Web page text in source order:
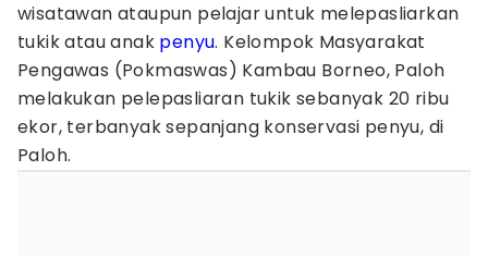
wisatawan ataupun pelajar untuk melepasliarkan
tukik atau anak penyu. Kelompok Masyarakat
Pengawas (Pokmaswas) Kambau Borneo, Paloh
melakukan pelepasliaran tukik sebanyak 20 ribu
ekor, terbanyak sepanjang konservasi penyu, di
Paloh.